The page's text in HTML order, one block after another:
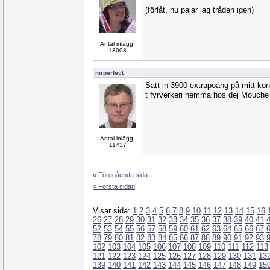
Antal inlägg:
18003
(förlåt, nu pajar jag tråden igen)
mrperfect
Antal inlägg:
11437
Sätt in 3900 extrapoäng på mitt
t fyrverkeri hemma hos dej
« Föregående sida
« Första sidan
Visar sida: 1 2 3 4 5 6 7 8 9 10 11 12 13 14 15 16
26 27 28 29 30 31 32 33 34 35 36 37 38 39 40 41
52 53 54 55 56 57 58 59 60 61 62 63 64 65 66 67
78 79 80 81 82 83 84 85 86 87 88 89 90 91 92 93
102 103 104 105 106 107 108 109 110 111 112 113
121 122 123 124 125 126 127 128 129 130 131
139 140 141 142 143 144 145 146 147 148 149